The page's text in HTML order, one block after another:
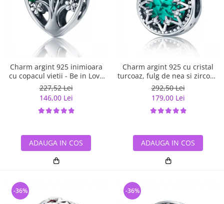
Charm argint 925 inimioara
cu copacul vietii - Be in Love
PST0105
227,52 Lei
146,00 Lei
ADAUGA IN COS
Charm argint 925 cu cristal
turcoaz, fulg de nea si zirconii
albe - Be Nature PST0110
292,50 Lei
179,00 Lei
ADAUGA IN COS
-36% -36%